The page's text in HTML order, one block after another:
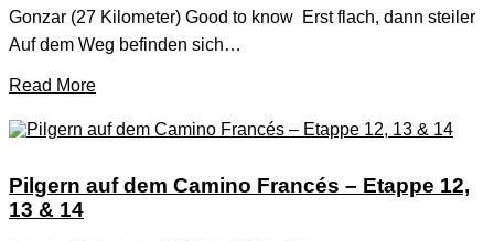
Gonzar (27 Kilometer) Good to know Erst flach, dann steiler
Auf dem Weg befinden sich…
Read More
Pilgern auf dem Camino Francés – Etappe 12,
13 & 14